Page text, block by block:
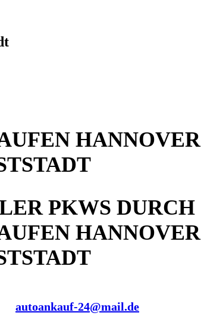
HANNOVER
PKWS DURCH
HANNOVER
autoankauf-24@mail.de